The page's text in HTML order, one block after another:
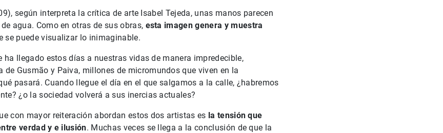
según interpreta la crítica de arte Isabel Tejeda, unas manos parecen
agua. Como en otras de sus obras, esta imagen genera y muestra
se puede visualizar lo inimaginable.
ha llegado estos días a nuestras vidas de manera impredecible,
de Gusmão y Paiva, millones de micromundos que viven en la
pasará. Cuando llegue el día en el que salgamos a la calle, ¿habremos
¿o la sociedad volverá a sus inercias actuales?
con mayor reiteración abordan estos dos artistas es la tensión que
verdad y e ilusión. Muchas veces se llega a la conclusión de que la